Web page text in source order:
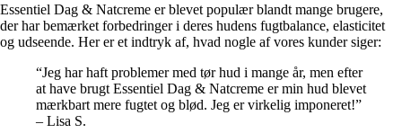
Essentiel Dag & Natcreme er blevet populær blandt mange brugere,
der har bemærket forbedringer i deres hudens fugtbalance, elasticitet
og udseende. Her er et indtryk af, hvad nogle af vores kunder siger:
“Jeg har haft problemer med tør hud i mange år, men efter
at have brugt Essentiel Dag & Natcreme er min hud blevet
mærkbart mere fugtet og blød. Jeg er virkelig imponeret!”
– Lisa S.